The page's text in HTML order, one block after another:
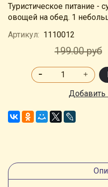
Туристическое питание -
овощей на обед. 1
Артикул: 1110012
199.00 руб
Добавить